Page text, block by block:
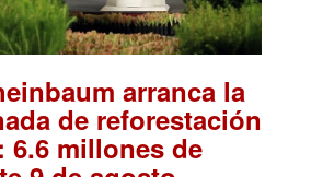
arranca la
de reforestación
6.6 millones de